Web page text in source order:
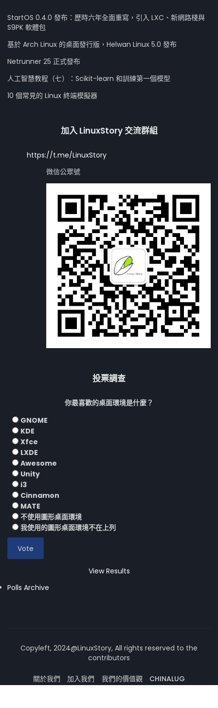
StartOS 0.4.0 發布：歷時六年全面重寫，引入 LXC、新網路棧與
S9PK 軟體包
基於 Arch Linux 的桌面發行版，Helwan Linux 5.0 發布
Netrunner 25 正式發布
人工智慧教程（七）：Scikit-learn 和訓練第一個模型
10 個常見的 Linux 終端模擬器
加入 LinuxStory 交流群組
https://t.me/LinuxStory
微信公眾號
投票調查
你最喜歡的桌面環境是什麼？
GNOME
KDE
Xfce
LXDE
Awesome
Unity
i3
Cinnamon
MATE
不使用圖形桌面環境
我使用的圖形桌面環境不在上列
View Results
Polls Archive
Copyleft, 2024@LinuxStory, All rights reserved to the
contributors
關於我們 加入我們 我們的價值觀
CHINALUG